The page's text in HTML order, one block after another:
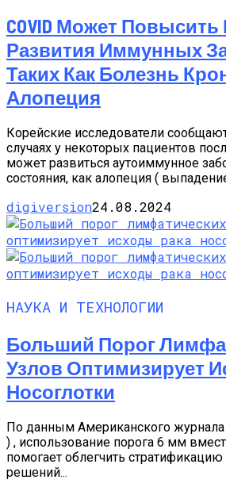
COVID Может
Развития Иммунных
Таких Как Болезнь
Алопеция
Корейские исследователи
случаях у некоторых пациентов
может развиться аутоиммунное
состояния, как алопеция (
digiversion24.08.2024
НАУКА И ТЕХНОЛОГИИ
Больший Порог
Узлов Оптимизирует
Носоглотки
По данным Американского журнала
) , использование порога 6 мм
помогает облегчить
решений...